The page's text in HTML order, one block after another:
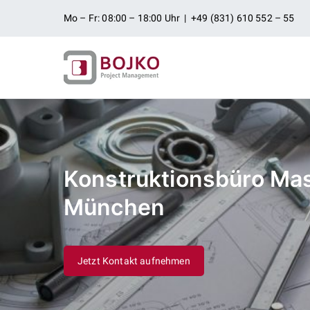
Mo – Fr: 08:00 – 18:00 Uhr | +49 (831) 610 552 – 55
Konstruktionsbüro
München
Jetzt Kontakt aufnehmen